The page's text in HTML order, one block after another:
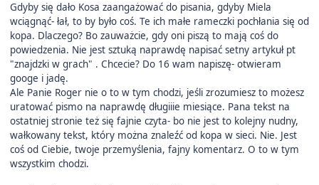
Gdyby się dało Kosa zaangażować do pisania, gdyby Miela
wciągnąć- łał, to by było coś. Te ich małe rameczki pochłania się od
kopa. Dlaczego? Bo zauważcie, gdy oni piszą to mają coś do
powiedzenia. Nie jest sztuką naprawdę napisać setny artykuł pt
"znajdzki w grach" . Chcecie? Do 16 wam napiszę- otwieram
googe i jadę.
Ale Panie Roger nie o to w tym chodzi, jeśli zrozumiesz to możesz
uratować pismo na naprawdę długiiie miesiące. Pana tekst na
ostatniej stronie też się fajnie czyta- bo nie jest to kolejny nudny,
wałkowany tekst, który można znaleźć od kopa w sieci. Nie. Jest
coś od Ciebie, twoje przemyślenia, fajny komentarz. O to w tym
wszystkim chodzi.